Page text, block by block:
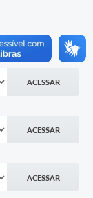
ACESSAR
ACESSAR
ACESSAR